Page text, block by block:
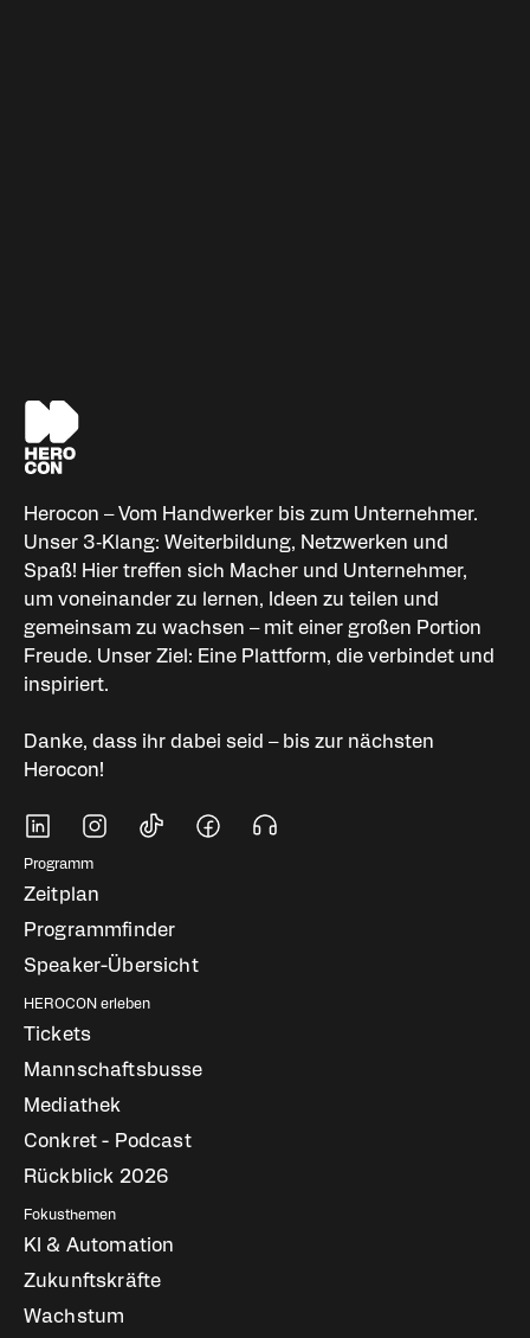
Herocon – Vom Handwerker bis zum Unternehmer.
Unser 3‑Klang: Weiterbildung, Netzwerken und
Spaß! Hier treffen sich Macher und Unternehmer,
um voneinander zu lernen, Ideen zu teilen und
gemeinsam zu wachsen – mit einer großen Portion
Freude. Unser Ziel: Eine Plattform, die verbindet und
inspiriert.
Danke, dass ihr dabei seid – bis zur nächsten
Herocon!
Soziale Medien
Fußbereich
Programm
Zeitplan
Programmfinder
Speaker-Übersicht
HEROCON erleben
Tickets
Mannschaftsbusse
Mediathek
Conkret - Podcast
Rückblick 2026
Fokusthemen
KI & Automation
Zukunftskräfte
Wachstum